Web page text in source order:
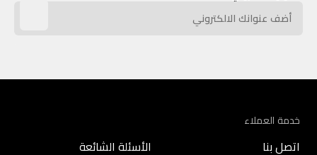
خدمة العملاء
اتصل بنا الأسئلة الشائعة